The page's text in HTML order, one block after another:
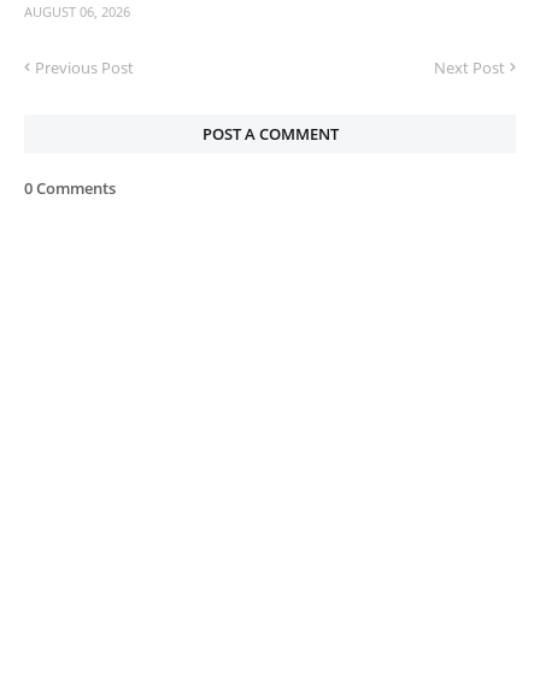
AUGUST 06, 2026
Previous Post Next Post
POST A COMMENT
0 Comments